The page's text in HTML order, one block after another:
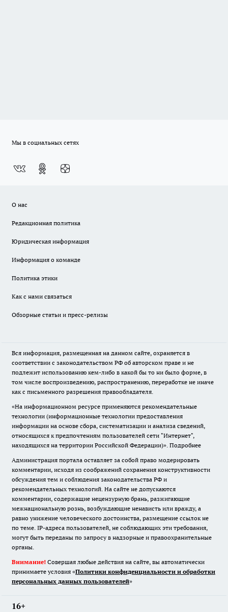
Мы в социальных сетях
О нас
Редакционная политика
Юридическая информация
Информация о команде
Политика этики
Как с нами связаться
Обзорные статьи и пресс-релизы
Вся информация, размещенная на данном сайте, охраняется в
соответствии с законодательством РФ об авторском праве и не
подлежит использованию кем-либо в какой бы то ни было форме, в
том числе воспроизведению, распространению, переработке не иначе
как с письменного разрешения правообладателя.
«На информационном ресурсе применяются рекомендательные
технологии (информационные технологии предоставления
информации на основе сбора, систематизации и анализа сведений,
относящихся к предпочтениям пользователей сети "Интернет",
находящихся на территории Российской Федерации)». Подробнее
Администрация портала оставляет за собой право модерировать
комментарии, исходя из соображений сохранения конструктивности
обсуждения тем и соблюдения законодательства РФ и
рекомендательных технологий. На сайте не допускаются
комментарии, содержащие нецензурную брань, разжигающие
межнациональную рознь, возбуждающие ненависть или вражду, а
равно унижение человеческого достоинства, размещение ссылок не
по теме. IP-адреса пользователей, не соблюдающих эти требования,
могут быть переданы по запросу в надзорные и правоохранительные
органы.
Внимание! Совершая любые действия на сайте, вы автоматически
принимаете условия «Политики конфиденциальности и обработки
персональных данных пользователей»
16+